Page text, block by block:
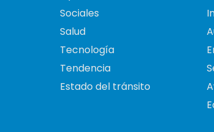
Sociales
Salud
Tecnología
Tendencia
Estado del tránsito